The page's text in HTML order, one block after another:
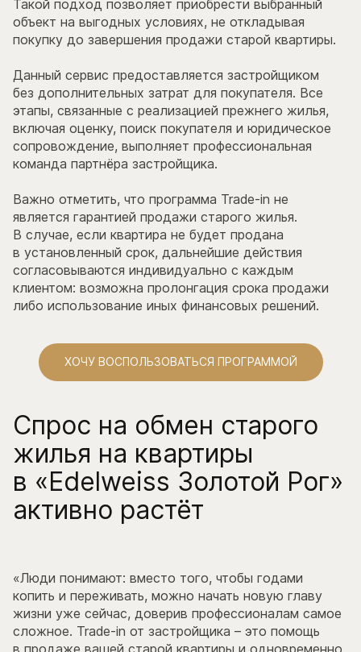
Такой подход позволяет приобрести выбранный
объект на выгодных условиях, не откладывая
покупку до завершения продажи старой квартиры.
Данный сервис предоставляется застройщиком
без дополнительных затрат для покупателя. Все
этапы, связанные с реализацией прежнего жилья,
включая оценку, поиск покупателя и юридическое
сопровождение, выполняет профессиональная
команда партнёра застройщика.
Важно отметить, что программа Trade-in не
является гарантией продажи старого жилья.
В случае, если квартира не будет продана
в установленный срок, дальнейшие действия
согласовываются индивидуально с каждым
клиентом: возможна пролонгация срока продажи
либо использование иных финансовых решений.
ХОЧУ ВОСПОЛЬЗОВАТЬСЯ ПРОГРАММОЙ
Спрос на обмен старого
жилья на квартиры
в «Edelweiss Золотой Рог»
активно растёт
«Люди понимают: вместо того, чтобы годами
копить и переживать, можно начать новую главу
жизни уже сейчас, доверив профессионалам самое
сложное. Trade-in от застройщика – это помощь
в продаже вашей старой квартиры и одновременно